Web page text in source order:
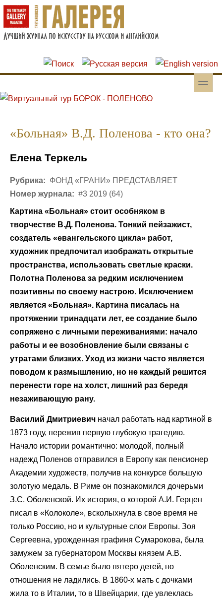
Перейти к основному содержанию
Skip to search
toggle
Вторичное меню
«Больная» В.Д. Поленова - кто она?
Елена Теркель
Рубрика: ФОНД «ГРАНИ» ПРЕДСТАВЛЯЕТ
Номер журнала: #3 2019 (64)
Картина «Больная» стоит особняком в
творчестве В.Д. Поленова. Тонкий пейзажист,
создатель «евангельского цикла» работ,
художник предпочитал изображать открытые
пространства, использовать светлые краски.
Полотна Поленова за редким исключением
позитивны по своему настрою. Исключением
является «Больная». Картина писалась на
протяжении тринадцати лет, ее создание было
сопряжено с личными переживаниями: начало
работы и ее возобновление были связаны с
утратами близких. Уход из жизни часто является
поводом к размышлению, но не каждый решится
перенести горе на холст, лишний раз бередя
незаживающую рану.
Василий Дмитриевич начал работать над картиной в
1873 году, пережив первую глубокую трагедию.
Начало истории романтично: молодой, полный
надежд Поленов отправился в Европу как пенсионер
Академии художеств, получив на конкурсе большую
золотую медаль. В Риме он познакомился дочерьми
З.С. Оболенской. Их история, о которой А.И. Герцен
писал в «Колоколе», всколыхнула в свое время не
только Россию, но и культурные слои Европы. Зоя
Сергеевна, урожденная графиня Сумарокова, была
замужем за губернатором Москвы князем А.В.
Оболенским. В семье было пятеро детей, но
отношения не ладились. В 1860-х мать с дочками
жила то в Италии, то в Швейцарии, где увлеклась